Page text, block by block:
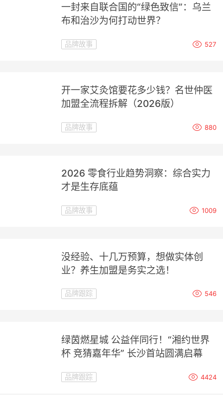
一封来自联合国的“绿色致信”：乌兰
布和治沙为何打动世界？
品牌故事 527
开一家艾灸馆要花多少钱？名世仲医
加盟全流程拆解（2026版）
品牌故事 880
2026 零食行业趋势洞察：综合实力
才是生存底蕴
品牌故事 1009
没经验、十几万预算，想做实体创
业？养生加盟是务实之选！
品牌跟踪 546
绿茵燃星城 公益伴同行！“湘约世界
杯 竞猜嘉年华” 长沙首站圆满启幕
品牌跟踪 4424